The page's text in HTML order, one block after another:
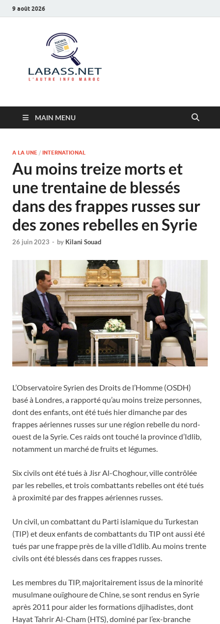
9 août 2026
MAIN MENU
A LA UNE / INTERNATIONAL
Au moins treize morts et
une trentaine de blessés
dans des frappes russes sur
des zones rebelles en Syrie
26 juin 2023 - by Kilani Souad
L’Observatoire Syrien des Droits de l’Homme (OSDH)
basé à Londres, a rapporté qu’au moins treize personnes,
dont des enfants, ont été tués hier dimanche par des
frappes aériennes russes sur une région rebelle du nord-
ouest de la Syrie. Ces raids ont touché la province d’Idlib,
notamment un marché de fruits et légumes.
Six civils ont été tués à Jisr Al-Choghour, ville contrôlée
par les rebelles, et trois combattants rebelles ont été tués
à proximité par des frappes aériennes russes.
Un civil, un combattant du Parti islamique du Turkestan
(TIP) et deux enfants de combattants du TIP ont aussi été
tués par une frappe près de la ville d’Idlib. Au moins trente
civils ont été blessés dans ces frappes russes.
Les membres du TIP, majoritairement issus de la minorité
musulmane ouïghoure de Chine, se sont rendus en Syrie
après 2011 pour aider les formations djihadistes, dont
Hayat Tahrir Al-Cham (HTS), dominé par l’ex-branche